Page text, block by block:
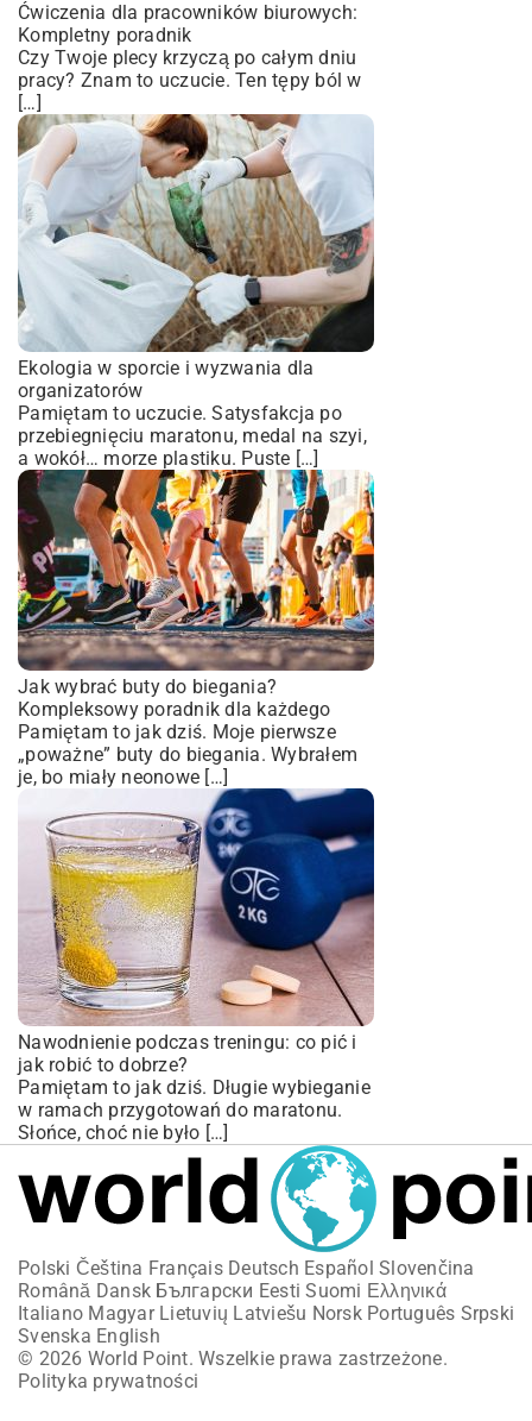
Ćwiczenia dla pracowników biurowych:
Kompletny poradnik
Czy Twoje plecy krzyczą po całym dniu
pracy? Znam to uczucie. Ten tępy ból w
[…]
Ekologia w sporcie i wyzwania dla
organizatorów
Pamiętam to uczucie. Satysfakcja po
przebiegnięciu maratonu, medal na szyi,
a wokół… morze plastiku. Puste […]
Jak wybrać buty do biegania?
Kompleksowy poradnik dla każdego
Pamiętam to jak dziś. Moje pierwsze
„poważne” buty do biegania. Wybrałem
je, bo miały neonowe […]
Nawodnienie podczas treningu: co pić i
jak robić to dobrze?
Pamiętam to jak dziś. Długie wybieganie
w ramach przygotowań do maratonu.
Słońce, choć nie było […]
Polski Čeština Français Deutsch Español Slovenčina
Română Dansk Български Eesti Suomi Ελληνικά
Italiano Magyar Lietuvių Latviešu Norsk Português Srpski
Svenska English
© 2026 World Point. Wszelkie prawa zastrzeżone.
Polityka prywatności